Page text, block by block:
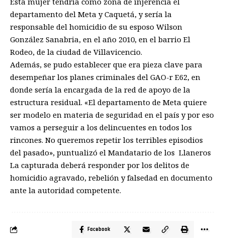
departamento del Meta y Caquetá, y sería la
responsable del homicidio de su esposo Wilson
González Sanabria, en el año 2010, en el barrio El
Rodeo, de la ciudad de Villavicencio.
Además, se pudo establecer que era pieza clave para
desempeñar los planes criminales del GAO-r E62, en
donde sería la encargada de la red de apoyo de la
estructura residual. «El departamento de Meta quiere
ser modelo en materia de seguridad en el país y por eso
vamos a perseguir a los delincuentes en todos los
rincones. No queremos repetir los terribles episodios
del pasado», puntualizó el Mandatario de los Llaneros
La capturada deberá responder por los delitos de
homicidio agravado, rebelión y falsedad en documento
ante la autoridad competente.
Facebook